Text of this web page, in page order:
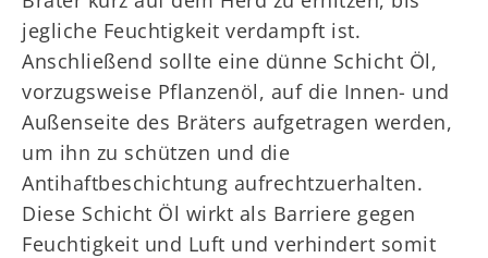
jegliche Feuchtigkeit verdampft ist.
Anschließend sollte eine dünne Schicht Öl,
vorzugsweise Pflanzenöl, auf die Innen- und
Außenseite des Bräters aufgetragen werden,
um ihn zu schützen und die
Antihaftbeschichtung aufrechtzuerhalten.
Diese Schicht Öl wirkt als Barriere gegen
Feuchtigkeit und Luft und verhindert somit